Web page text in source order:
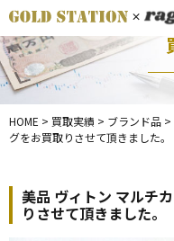
HOME > 買取実績 > ブランド品 >
グをお買取りさせて頂きました。
美品 ヴィトン マルチ
りさせて頂きました。